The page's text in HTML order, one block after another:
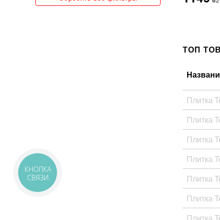
ТОП
Плитка
Плитка
Плитка
Плитка
Плитка
Плитка
150x300
17x20
17x52
18x150
18x20
КНОПКА
СВЯЗИ